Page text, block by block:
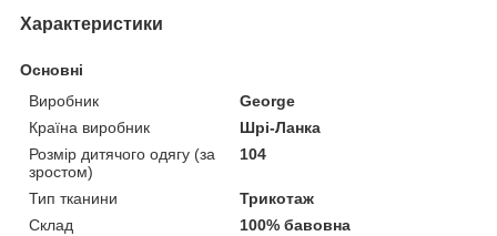
Характеристики
Основні
Виробник
George
Країна виробник
Шрі-Ланка
Розмір дитячого одягу (за
зростом)
104
Тип тканини
Трикотаж
Склад
100% бавовна